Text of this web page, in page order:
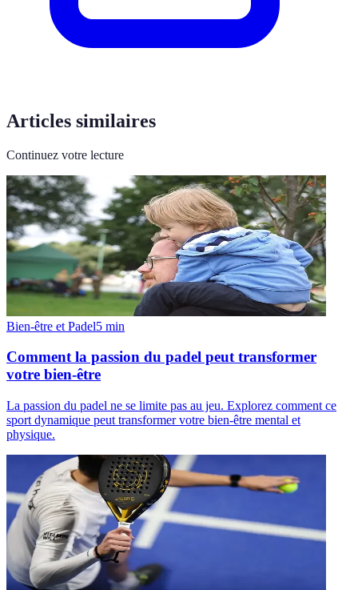
Articles similaires
Continuez votre lecture
Bien-être et Padel5 min
Comment la passion du padel peut transformer
votre bien-être
La passion du padel ne se limite pas au jeu. Explorez comment ce
sport dynamique peut transformer votre bien-être mental et
physique.